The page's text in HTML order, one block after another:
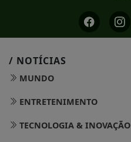
/ NOTÍCIAS
MUNDO
ENTRETENIMENTO
TECNOLOGIA & INOVAÇÃO